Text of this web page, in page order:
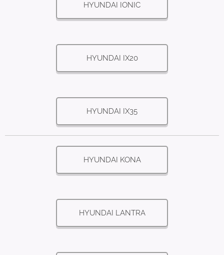
HYUNDAI IONIC
HYUNDAI IX20
HYUNDAI IX35
HYUNDAI KONA
HYUNDAI LANTRA